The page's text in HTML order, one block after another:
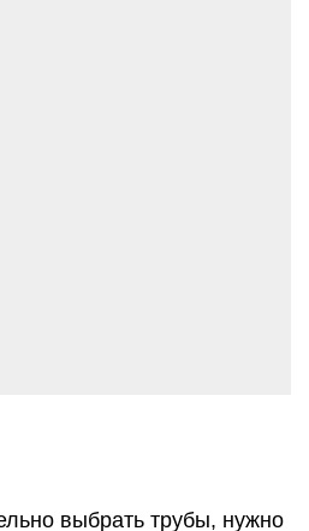
выбрать трубы, нужно